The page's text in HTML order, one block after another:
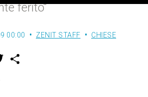
ferito”
00:00 ZENIT STAFF
CHIESE
w